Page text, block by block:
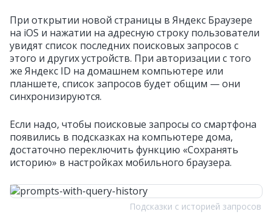
При открытии новой страницы в Яндекс Браузере
на iOS и нажатии на адресную строку пользователи
увидят список последних поисковых запросов с
этого и других устройств. При авторизации с того
же Яндекс ID на домашнем компьютере или
планшете, список запросов будет общим — они
синхронизируются.
Если надо, чтобы поисковые запросы со смартфона
появились в подсказках на компьютере дома,
достаточно переключить функцию «Сохранять
историю» в настройках мобильного браузера.
Подсказки с историей запросов